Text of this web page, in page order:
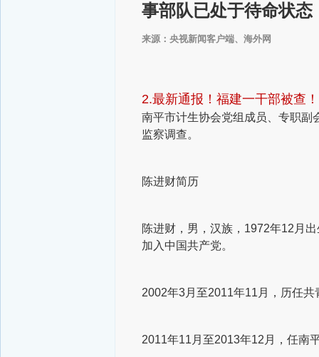
事部队已处于待命状
来源：央视新闻客户端、海外网
2.最新通报！福建一干部被查！
南平市计生协会党组成员、专职副
监察调查。
陈进财简历
陈进财，男，汉族，1972年12月
加入中国共产党。
2002年3月至2011年11月，历任
2011年11月至2013年12月，任南